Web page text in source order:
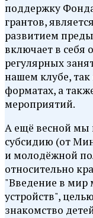
поддержку
грантов,
развитием
включает в себя
регулярных
нашем клубе,
форматах, а
мероприятий.
А ещё весной мы
субсидию (от
и молодёжной
относительно
"Введение в мир
устройств",
знакомство